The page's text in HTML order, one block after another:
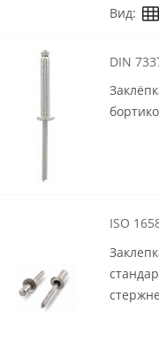
Вид:
DIN
ISO